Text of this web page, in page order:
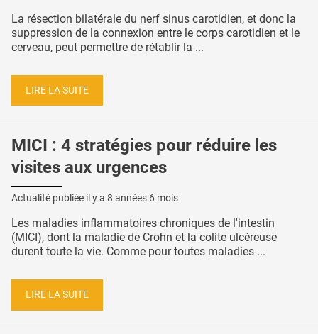
La résection bilatérale du nerf sinus carotidien, et donc la
suppression de la connexion entre le corps carotidien et le
cerveau, peut permettre de rétablir la ...
LIRE LA SUITE
MICI : 4 stratégies pour réduire les
visites aux urgences
Actualité publiée il y a 8 années 6 mois
Les maladies inflammatoires chroniques de l'intestin
(MICI), dont la maladie de Crohn et la colite ulcéreuse
durent toute la vie. Comme pour toutes maladies ...
LIRE LA SUITE